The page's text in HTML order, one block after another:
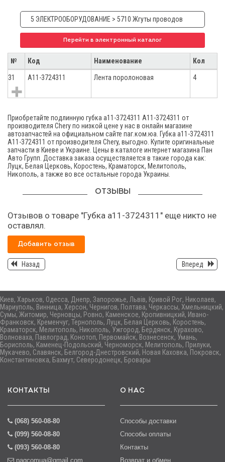
5 ЭЛЕКТРООБОРУДОВАНИЕ > 5710 Жгуты проводов
Перейти в электронный каталог
№ Код Наименование Кол
31 A11-3724311 Лента поролоновая 4
Приобретайте подлинную губка а11-3724311 A11-3724311 от
производителя Chery по низкой цене у нас в онлайн магазине
автозапчастей на официальном сайте паг.ком.юа. Губка а11-3724311
A11-3724311 от производителя Chery, выгодно. Купите оригинальные
запчасти в Киеве и Украине. Цены в каталоге интернет магазина Пан
Авто Групп. Доставка заказа осуществляется в такие города как:
Луцк, Белая Церковь, Коростень, Краматорск, Мелитополь,
Никополь, а также во все остальные города Украины.
ОТЗЫВЫ
Отзывов о товаре "Губка а11-3724311" еще никто не
оставлял.
Добавить отзыв
Назад Вперед
Киев, Харьков, Одесса, Днепр, Запорожье, Львів, Кривой Рог, Николаев,
Мариуполь, Винница, Херсон, Чернигов, Полтава, Черкассы, Хмельницкий,
Сумы, Житомир, Черновцы, Ровно, Каменское, Кропивницкий, Ивано-
Франковск, Кременчуг, Тернополь, Луцк, Белая Церковь, Коростень,
Краматорск, Мелитополь, Никополь, Ужгород, Бердянск, Курахово,
Волноваха, Павлоград, Конотоп, Первомайск, Вознесенск, Умань,
Борисполь, Каменец-Подольский, Черноморск, Мелитополь, Прилуки,
Мукачево, Славянск, Белгород-Днестровский, Новая Каховка, Покровск,
Константиновка, Бахмут, Северодонецк, Бровары
КОНТАКТЫ
(068) 560-08-80
(099) 560-08-80
(093) 560-08-80
pagcomua@gmail.com
О НАС
Способы доставки
Способы оплаты
Контакты
Возврат и обмен